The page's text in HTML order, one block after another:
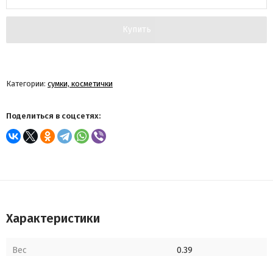
Купить
Категории: сумки, косметички
Поделиться в соцсетях:
Характеристики
Вес 0.39